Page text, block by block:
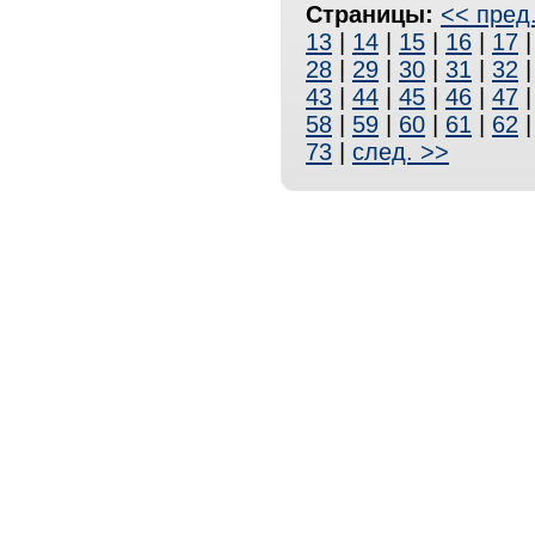
Страницы: <<
13
14 15 16 17
28
29 30 31 32
43
44 45 46 47
58
59 60 61 62
73
след. >>